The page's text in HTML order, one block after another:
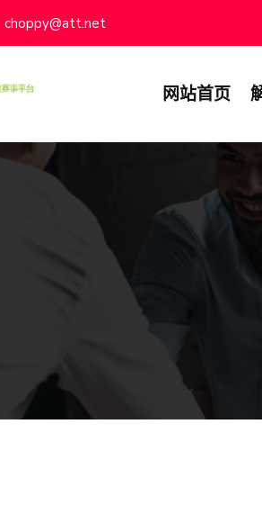
choppy@att.net
网站首页